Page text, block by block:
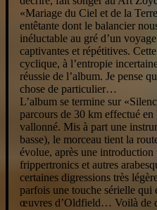
«Mariage du Ciel et de la
entêtante dont le balancier
inéluctable au gré d’un
captivantes et répétitives.
cyclique, à l’entropie
réussie de l’album. Je pense
chose de particulier…
L’album se termine sur
parcours de 30 km effectué
vallonné. Mis à part une
basse), le morceau tient la
évolue, après une introduction
frippertronics et autres
certaines digressions très
parfois une touche sérielle qui
œuvres d’Oldfield… Voilà de